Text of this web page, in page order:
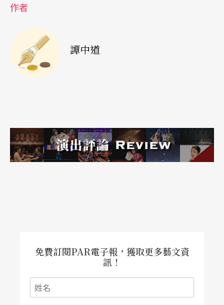
作者
譚中道
免費訂閱PAR電子報，獲取更多藝文資
訊！